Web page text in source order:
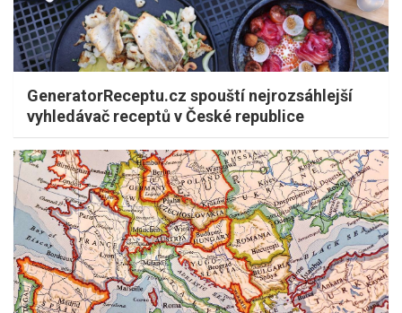
GeneratorReceptu.cz spouští nejrozsáhlejší
vyhledávač receptů v České republice